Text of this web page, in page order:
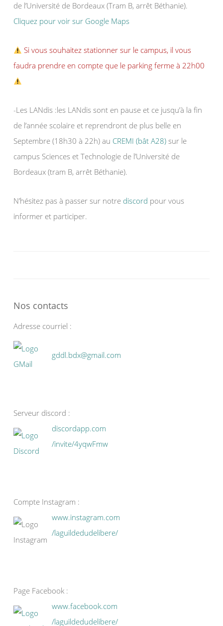
de l’Université de Bordeaux (Tram B, arrêt Béthanie).
Cliquez pour voir sur Google Maps
Si vous souhaitez stationner sur le campus, il vous
faudra prendre en compte que le parking ferme à 22h00
-Les LANdis :les LANdis sont en pause et ce jusqu’à la fin
de l’année scolaire et reprendront de plus belle en
Septembre (18h30 à 22h) au CREMI (bât A28) sur le
campus Sciences et Technologie de l’Université de
Bordeaux (tram B, arrêt Béthanie).
N’hésitez pas à passer sur notre discord pour vous
informer et participer.
Nos contacts
Adresse courriel :
gddl.bdx@gmail.com
Serveur discord :
discordapp.com
/invite/4yqwFmw
Compte Instagram :
www.instagram.com
/laguildedudelibere/
Page Facebook :
www.facebook.com
/laguildedudelibere/